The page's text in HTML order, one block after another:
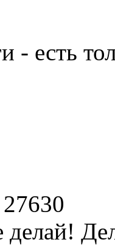
- есть
делай!